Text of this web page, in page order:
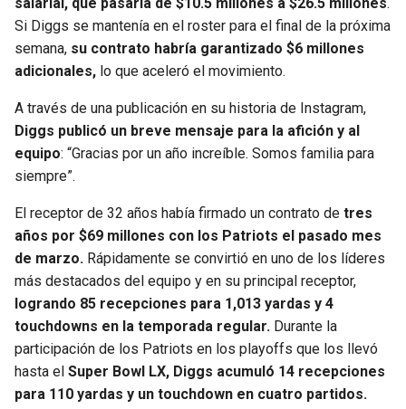
salarial, que pasaría de $10.5 millones a $26.5 millones.
Si Diggs se mantenía en el roster para el final de la próxima
semana, su contrato habría garantizado $6 millones
adicionales, lo que aceleró el movimiento.
A través de una publicación en su historia de Instagram,
Diggs publicó un breve mensaje para la afición y al
equipo: “Gracias por un año increíble. Somos familia para
siempre”.
El receptor de 32 años había firmado un contrato de tres
años por $69 millones con los Patriots el pasado mes
de marzo. Rápidamente se convirtió en uno de los líderes
más destacados del equipo y en su principal receptor,
logrando 85 recepciones para 1,013 yardas y 4
touchdowns en la temporada regular. Durante la
participación de los Patriots en los playoffs que los llevó
hasta el Super Bowl LX, Diggs acumuló 14 recepciones
para 110 yardas y un touchdown en cuatro partidos.